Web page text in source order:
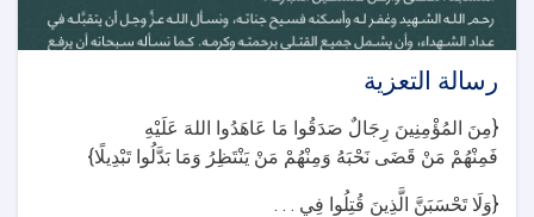
رسالة التعزیة
{مِنَ المُؤْمِنِينَ رِجَالٌ صَدَقُوا مَا عَاهَدُوا اللهَ عَلَيْهِ
فَمِنْهُمْ مَنْ قَضَى نَحْبَهُ وَمِنْهُمْ مَنْ يَنْتَظِرُ وَمَا بَدَّلُوا تَبْدِيلًا}
{وَلَا تَحْسَبَنَّ الَّذِينَ قُتِلُوا فِي . . .